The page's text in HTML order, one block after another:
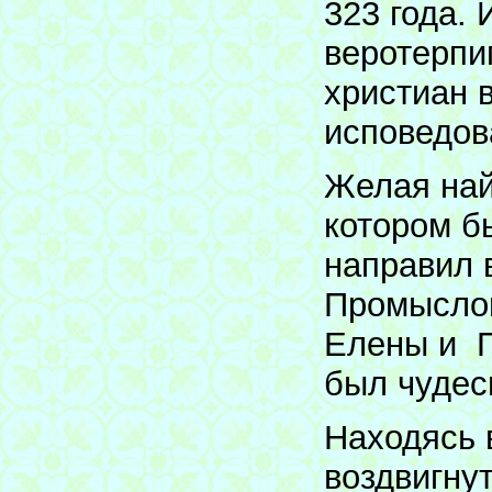
323 года.
христиан
Желая
котором
направил
Елены и
был
Находясь